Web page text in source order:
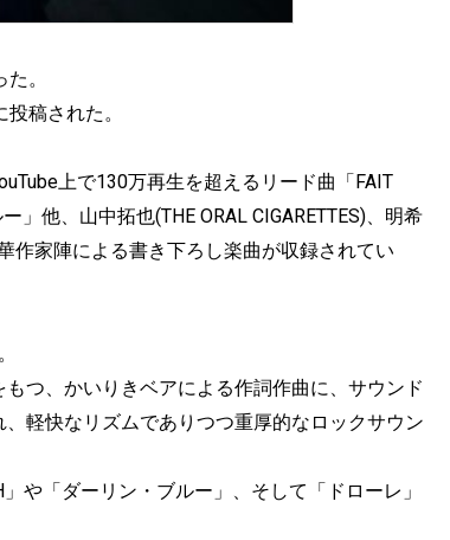
。
稿された。
上で130万再生を超えるリード曲「FAIT
他、山中拓也(THE ORAL CIGARETTES)、明希
作家陣による書き下ろし楽曲が収録されてい
つ、かいりきベアによる作詞作曲に、サウンド
軽快なリズムでありつつ重厚的なロックサウン
や「ダーリン・ブルー」、そして「ドローレ」